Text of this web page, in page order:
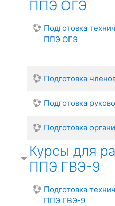
ППЭ ОГЭ
Подготовка
ППЭ ОГЭ
Подготовка
Подготовка
Подготовка
Курсы для
ППЭ ГВЭ-9
Подготовка
ППЭ ГВЭ-9